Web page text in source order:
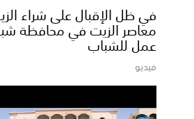
في ظل الإقبال على شراء
معاصر الزيت في محافظة
عمل للشباب
فيديو